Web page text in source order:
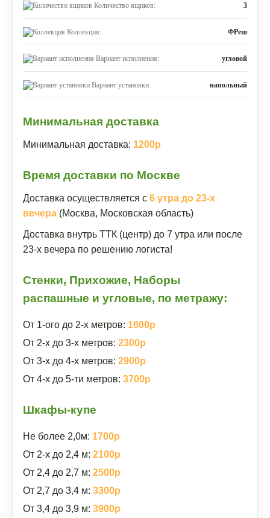
Количество ящиков: 3
Коллекция: ФРеш
Вариант исполнения: угловой
Вариант установки: напольный
Минимальная доставка
Минимальная доставка: 1200р
Время доставки по Москве
Доставка осуществляется с 6 утра до 23-х
вечера (Москва, Московская область)
Доставка внутрь ТТК (центр) до 7 утра или после
23-х вечера по решению логиста!
Стенки, Прихожие, Наборы
распашные и угловые, по метражу:
От 1-ого до 2-х метров: 1600р
От 2-х до 3-х метров: 2300р
От 3-х до 4-х метров: 2900р
От 4-х до 5-ти метров: 3700р
Шкафы-купе
Не более 2,0м: 1700р
От 2-х до 2,4 м: 2100р
От 2,4 до 2,7 м: 2500р
От 2,7 до 3,4 м: 3300р
От 3,4 до 3,9 м: 3900р